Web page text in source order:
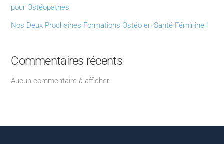
pour Ostéopathes
Nos Deux Prochaines Formations Ostéo en Santé Féminine !
Commentaires récents
Aucun commentaire à afficher.